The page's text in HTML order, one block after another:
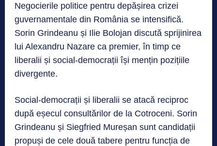
Negocierile politice pentru depășirea crizei
guvernamentale din România se intensifică.
Sorin Grindeanu și Ilie Bolojan discută sprijinirea
lui Alexandru Nazare ca premier, în timp ce
liberalii și social-democrații își mențin pozițiile
divergente.
Social-democrații și liberalii se atacă reciproc
după eșecul consultărilor de la Cotroceni. Sorin
Grindeanu și Siegfried Mureșan sunt candidații
propuși de cele două tabere pentru funcția de